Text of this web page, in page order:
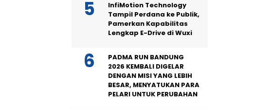
InfiMotion Technology
Tampil Perdana ke Publik,
Pamerkan Kapabilitas
Lengkap E-Drive di Wuxi
PADMA RUN BANDUNG
2026 KEMBALI DIGELAR
DENGAN MISI YANG LEBIH
BESAR, MENYATUKAN PARA
PELARI UNTUK PERUBAHAN